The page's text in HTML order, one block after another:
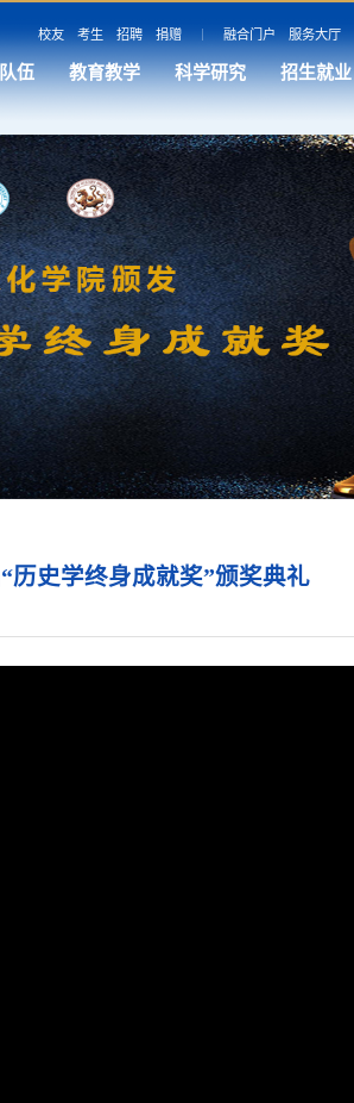
校友 考生 招聘 捐赠 融合门户 服务大厅
伍 教育教学 科学研究 招生就业
历史学终身成就奖”颁奖典礼